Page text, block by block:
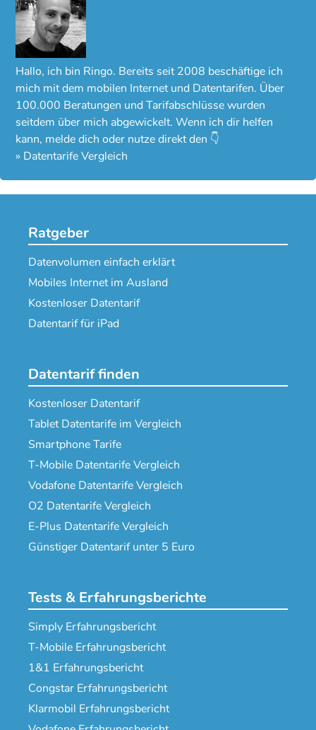
Hallo, ich bin Ringo. Bereits seit 2008 beschäftige ich
mich mit dem mobilen Internet und Datentarifen. Über
100.000 Beratungen und Tarifabschlüsse wurden
seitdem über mich abgewickelt. Wenn ich dir helfen
kann, melde dich oder nutze direkt den 👇
» Datentarife Vergleich
Ratgeber
Datenvolumen einfach erklärt
Mobiles Internet im Ausland
Kostenloser Datentarif
Datentarif für iPad
Datentarif finden
Kostenloser Datentarif
Tablet Datentarife im Vergleich
Smartphone Tarife
T-Mobile Datentarife Vergleich
Vodafone Datentarife Vergleich
O2 Datentarife Vergleich
E-Plus Datentarife Vergleich
Günstiger Datentarif unter 5 Euro
Tests & Erfahrungsberichte
Simply Erfahrungsbericht
T-Mobile Erfahrungsbericht
1&1 Erfahrungsbericht
Congstar Erfahrungsbericht
Klarmobil Erfahrungsbericht